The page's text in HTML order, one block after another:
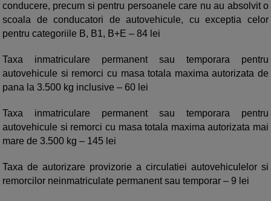
conducere, precum si pentru persoanele care nu au absolvit o
scoala de conducatori de autovehicule, cu exceptia celor
pentru categoriile B, B1, B+E – 84 lei
Taxa inmatriculare permanent sau temporara pentru
autovehicule si remorci cu masa totala maxima autorizata de
pana la 3.500 kg inclusive – 60 lei
Taxa inmatriculare permanent sau temporara pentru
autovehicule si remorci cu masa totala maxima autorizata mai
mare de 3.500 kg – 145 lei
Taxa de autorizare provizorie a circulatiei autovehiculelor si
remorcilor neinmatriculate permanent sau temporar – 9 lei